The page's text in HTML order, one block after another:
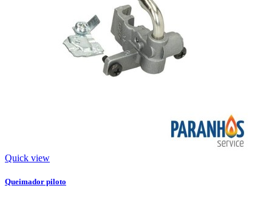
Quick view
Queimador piloto